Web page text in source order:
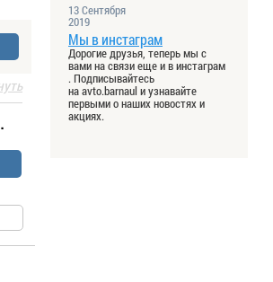
13 Сентября
2019
Мы в инстаграм
Дорогие друзья, теперь мы с
вами на связи еще и в инстаграм
. Подписывайтесь
на avto.barnaul и узнавайте
первыми о наших новостях и
акциях.